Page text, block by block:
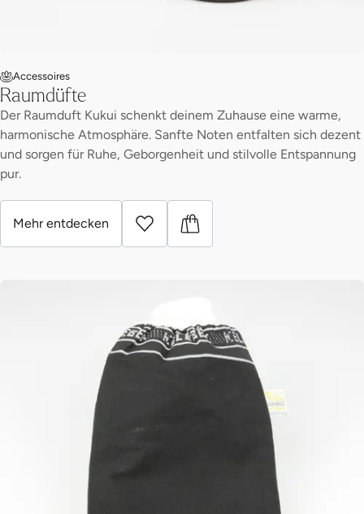
Accessoires
Raumdüfte
Der Raumduft Kukui schenkt deinem Zuhause eine warme,
harmonische Atmosphäre. Sanfte Noten entfalten sich dezent
und sorgen für Ruhe, Geborgenheit und stilvolle Entspannung
pur.
Mehr entdecken